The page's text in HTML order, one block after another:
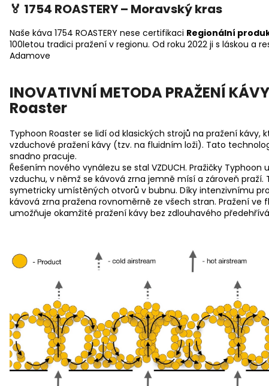
🏅 1754 ROASTERY – Moravský kras
Naše káva 1754 ROASTERY nese certifikaci Regionální
100letou tradici pražení v regionu. Od roku 2022 ji s láskou a
Adamove
INOVATIVNÍ METODA PRAŽENÍ
Roaster
Typhoon Roaster se lidí od klasických strojů na pražení kávy,
vzduchové pražení kávy (tzv. na fluidním loži). Tato
snadno pracuje.
Řešením nového vynálezu se stal VZDUCH. Pražičky
vzduchu, v němž se kávová zrna jemně mísí a zároveň praží.
symetricky umístěných otvorů v bubnu. Díky intenzivnímu
kávová zrna pražena rovnoměrně ze všech stran. Pražení
umožňuje okamžité pražení kávy bez zdlouhavého